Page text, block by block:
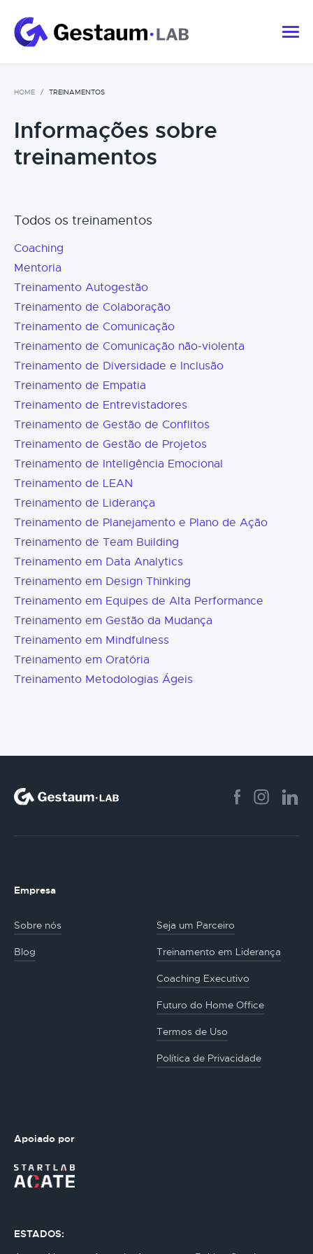
HOME TREINAMENTOS
Informações sobre
treinamentos
Todos os treinamentos
Coaching
Mentoria
Treinamento Autogestão
Treinamento de Colaboração
Treinamento de Comunicação
Treinamento de Comunicação não-violenta
Treinamento de Diversidade e Inclusão
Treinamento de Empatia
Treinamento de Entrevistadores
Treinamento de Gestão de Conflitos
Treinamento de Gestão de Projetos
Treinamento de Inteligência Emocional
Treinamento de LEAN
Treinamento de Liderança
Treinamento de Planejamento e Plano de Ação
Treinamento de Team Building
Treinamento em Data Analytics
Treinamento em Design Thinking
Treinamento em Equipes de Alta Performance
Treinamento em Gestão da Mudança
Treinamento em Mindfulness
Treinamento em Oratória
Treinamento Metodologias Ágeis
Empresa
Sobre nós Seja um Parceiro
Blog Treinamento em Liderança
Coaching Executivo
Futuro do Home Office
Termos de Uso
Política de Privacidade
Apoiado por
ESTADOS: